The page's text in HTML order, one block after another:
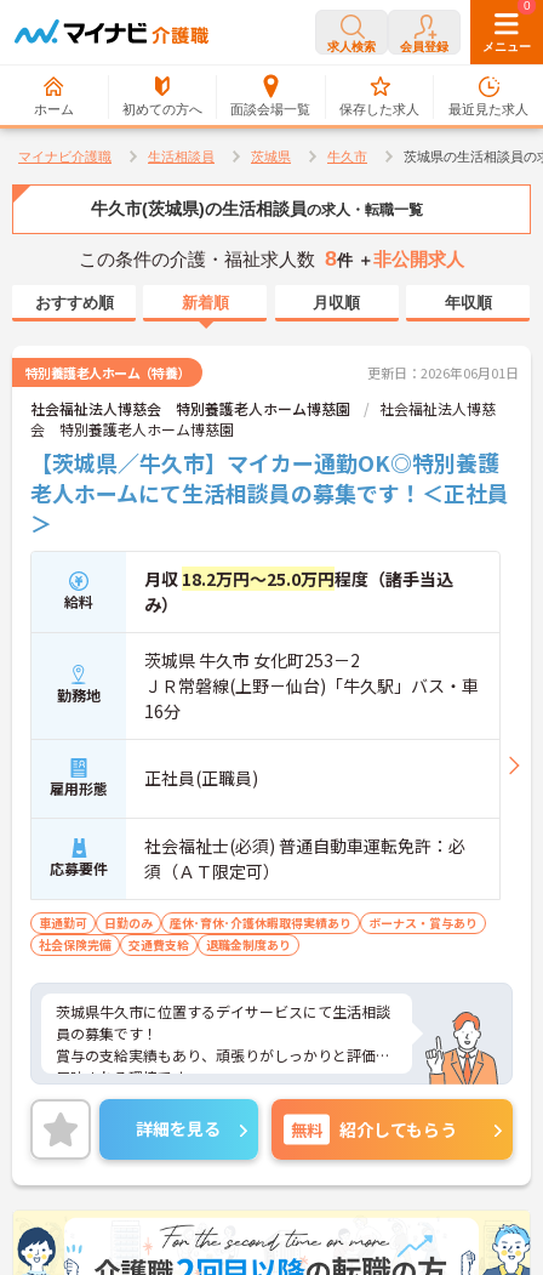
求人検索 会員登録 メニュー
ホーム 初めての方へ 面談会場一覧
0
保存した求人
0
最近見た求人
マイナビ介護職 生活相談員 茨城県 牛久市 茨城県の生活相談員の
牛久市(茨城県)の生活相談員の求人・転職一覧
この条件の介護・福祉求人数 8件 ＋非公開求人
おすすめ順 新着順 月収順 年収順
特別養護老人ホーム（特養） 更新日：2026年06月01日
社会福祉法人博慈会 特別養護老人ホーム博慈園
社会福祉法人博慈
会 特別養護老人ホーム博慈園
【茨城県／牛久市】マイカー通勤OK◎特別養護
老人ホームにて生活相談員の募集です！＜正社員
＞
給料
月収 18.2万円～25.0万円程度（諸手当込
み）
勤務地
茨城県 牛久市 女化町253－2
ＪＲ常磐線(上野－仙台)「牛久駅」バス・車
16分
雇用形態 正社員(正職員)
応募要件
社会福祉士(必須) 普通自動車運転免許：必
須（ＡＴ限定可）
車通勤可 日勤のみ 産休･育休･介護休暇取得実績あり
ボーナス・賞与あり
社会保険完備
交通費支給 退職金制度あり
茨城県牛久市に位置するデイサービスにて生活相談
員の募集です！
賞与の支給実績もあり、頑張りがしっかりと評価に
反映される環境です。
ご興味ある方には、面接対策ポイントなど、さらに
詳細をお話しいたしますのでお気軽にご相談くださ
い！
詳細を見る 無料 紹介してもらう